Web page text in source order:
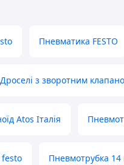
Пневматика FESTO
Дроселі з зворотним
Atos Італія
festo Пневмотрубка